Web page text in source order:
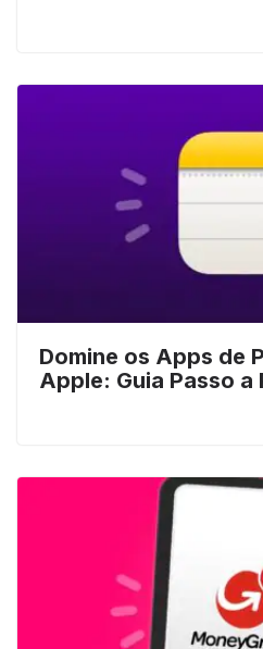
Domine os Apps de
Apple: Guia Passo a